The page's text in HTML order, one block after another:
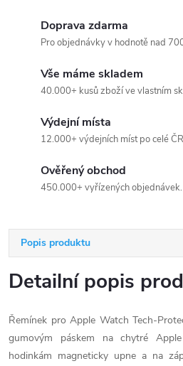
Doprava zdarma
Pro objednávky v hodnotě nad
Vše máme skladem
40.000+ kusů zboží ve vlastním
Výdejní místa
12.000+ výdejních míst po celé
Ověřený obchod
450.000+ vyřízených objednávek.
Popis produktu
Detailní popis
Řemínek pro Apple Watch Tech-
gumovým páskem na chytré
hodinkám magneticky upne a na